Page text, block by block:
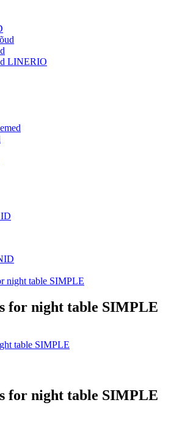
LINERIO
night table SIMPLE
for night table SIMPLE
for night table SIMPLE